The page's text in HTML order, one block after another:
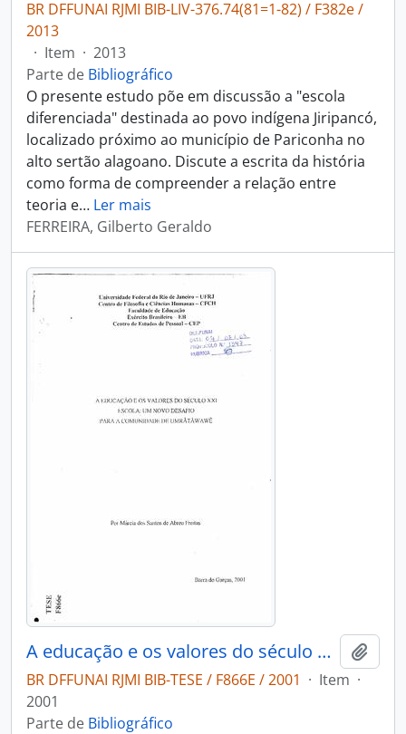
BR DFFUNAI RJMI BIB-LIV-376.74(81=1-82) / F382e /
2013
· Item · 2013
Parte de Bibliográfico
O presente estudo põe em discussão a "escola
diferenciada" destinada ao povo indígena Jiripancó,
localizado próximo ao município de Pariconha no
alto sertão alagoano. Discute a escrita da história
como forma de compreender a relação entre
teoria e… Ler mais
FERREIRA, Gilberto Geraldo
A educação e os valores do século XXI: escola um novo desafio para a comunidade de Umirãtãwawe
BR DFFUNAI RJMI BIB-TESE / F866E / 2001 · Item ·
2001
Parte de Bibliográfico